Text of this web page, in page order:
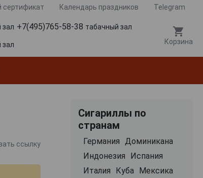
сертификат Календарь праздников Telegram
зал +7(495)765-58-38 табачный зал
зал Корзина
ссылку
Сигариллы по
странам
Германия
Доминикана
Индонезия
Испания
Италия
Куба
Мексика